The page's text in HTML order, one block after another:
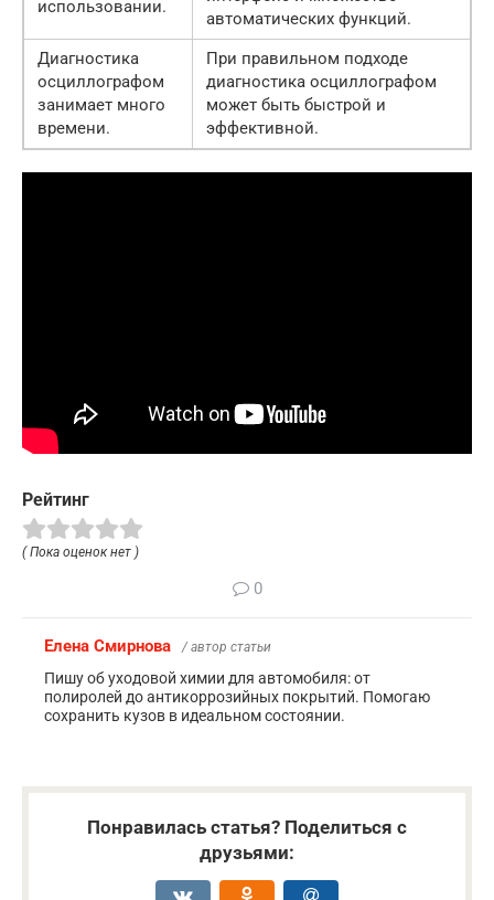
использовании.
автоматических функций.
Диагностика
осциллографом
занимает много
времени.
При правильном подходе
диагностика осциллографом
может быть быстрой и
эффективной.
Рейтинг
( Пока оценок нет )
0
Елена Смирнова / автор статьи
Пишу об уходовой химии для автомобиля: от
полиролей до антикоррозийных покрытий. Помогаю
сохранить кузов в идеальном состоянии.
Понравилась статья? Поделиться с
друзьями: